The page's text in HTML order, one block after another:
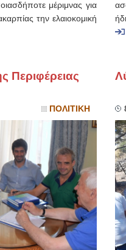
μέριμνας για
την ελαιοκομική
Περιφέρειας
ΠΟΛΙΤΙΚΗ